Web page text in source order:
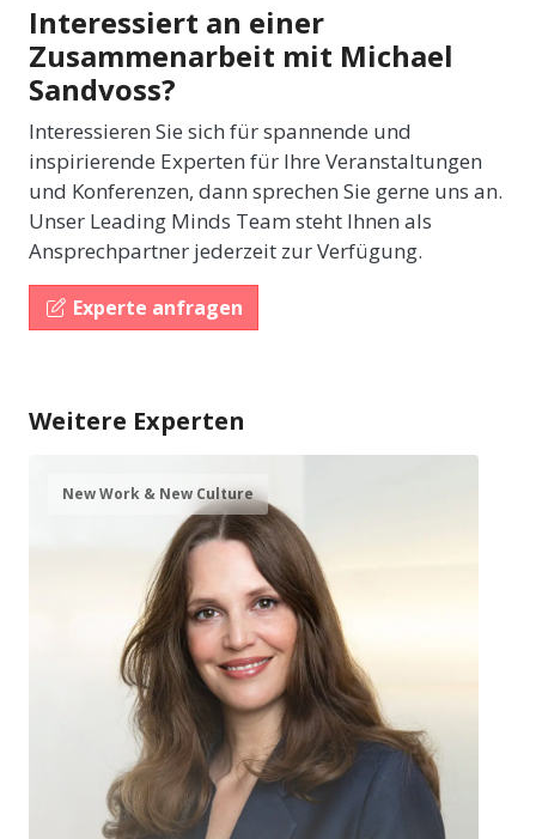
Interessiert an einer
Zusammenarbeit mit Michael
Sandvoss?
Interessieren Sie sich für spannende und
inspirierende Experten für Ihre Veranstaltungen
und Konferenzen, dann sprechen Sie gerne uns an.
Unser Leading Minds Team steht Ihnen als
Ansprechpartner jederzeit zur Verfügung.
Experte anfragen
Weitere Experten
New Work & New Culture